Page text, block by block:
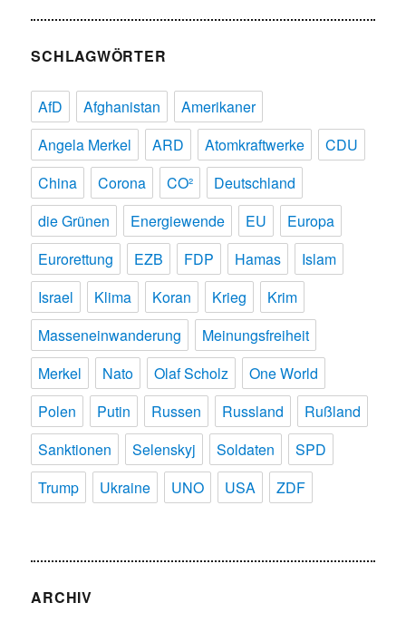
SCHLAGWÖRTER
AfD Afghanistan
Amerikaner
Angela Merkel
ARD Atomkraftwerke
CDU
China
Corona CO²
Deutschland
die Grünen
Energiewende EU
Europa
Eurorettung
EZB FDP Hamas
Islam
Israel
Klima Koran Krieg
Krim
Masseneinwanderung
Meinungsfreiheit
Merkel
Nato Olaf Scholz
One World
Polen
Putin Russen Russland
Rußland
Sanktionen
Selenskyj Soldaten
SPD
Trump
Ukraine UNO USA ZDF
ARCHIV